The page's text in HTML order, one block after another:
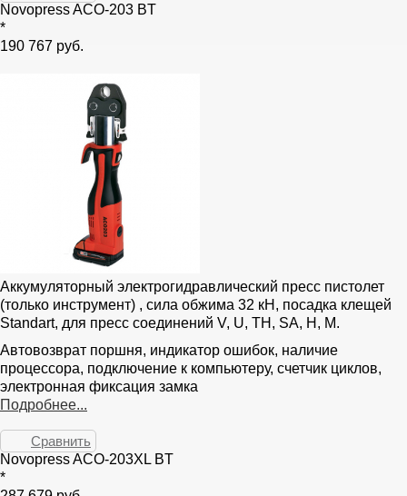
Novopress ACO-203 BT
*
190 767 руб.
Аккумуляторный электрогидравлический пресс пистолет
(только инструмент) , сила обжима 32 кН, посадка клещей
Standart, для пресс соединений V, U, TH, SA, H, M.
Автовозврат поршня, индикатор ошибок, наличие
процессора, подключение к компьютеру, счетчик циклов,
электронная фиксация замка
Подробнее...
Сравнить
Novopress ACO-203XL BT
*